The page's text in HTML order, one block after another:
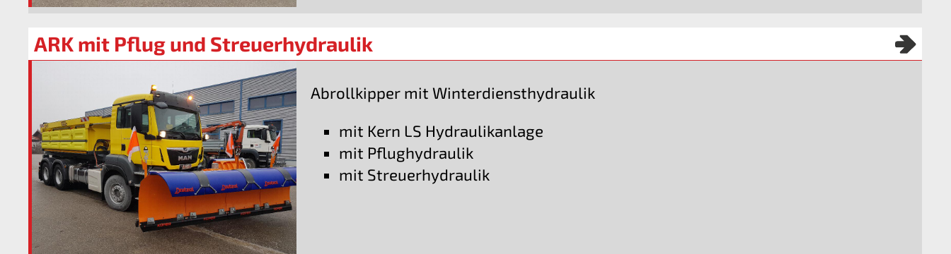
ARK mit Pflug und Streuerhydraulik
Abrollkipper mit Winterdiensthydraulik
mit Kern LS Hydraulikanlage
mit Pflughydraulik
mit Streuerhydraulik